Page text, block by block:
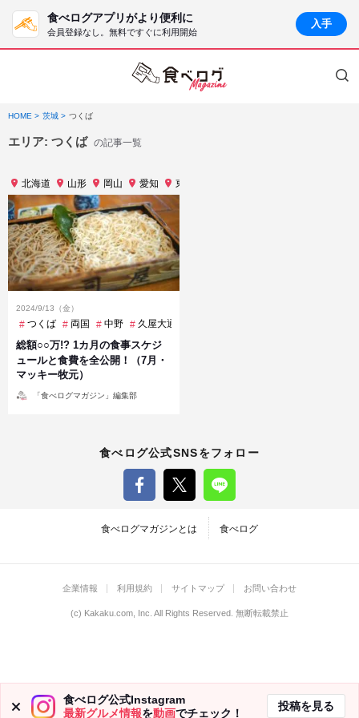
食べログアプリがより便利に
会員登録なし。無料ですぐに利用開始
入手
HOME 茨城 つくば
エリア: つくば の記事一覧
北海道 山形 岡山 愛知 東京
2024/9/13（金）
つくば 両国 中野 久屋大通
総額○○万!? 1カ月の食事スケジ
ュールと食費を全公開！（7月・
マッキー牧元）
「食べログマガジン」編集部
食べログ公式SNSをフォロー
食べログマガジンとは 食べログ
食べログ公式Instagram
最新グルメ情報を動画でチェック！
投稿を見る
企業情報 利用規約 サイトマップ お問い合わせ
(c) Kakaku.com, Inc. All Rights Reserved. 無断転載禁止